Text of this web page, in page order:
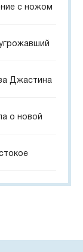
с ножом
Джастина
о новой